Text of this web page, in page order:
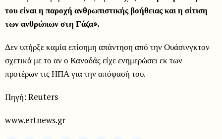
του είναι η παροχή ανθρωπιστικής βοήθειας και η σίτιση
των ανθρώπων στη Γάζα».
Δεν υπήρξε καμία επίσημη απάντηση από την Ουάσινγκτον
σχετικά με το αν ο Καναδάς είχε ενημερώσει εκ των
προτέρων τις ΗΠΑ για την απόφασή του.
Πηγή: Reuters
www.ertnews.gr